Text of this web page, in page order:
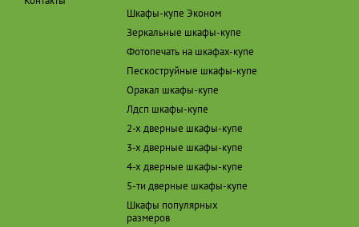
Шкафы-купе Эконом
Зеркальные шкафы-купе
Фотопечать на шкафах-купе
Пескоструйные шкафы-купе
Оракал шкафы-купе
Лдсп шкафы-купе
2-х дверные шкафы-купе
3-х дверные шкафы-купе
4-х дверные шкафы-купе
5-ти дверные шкафы-купе
Шкафы популярных
размеров